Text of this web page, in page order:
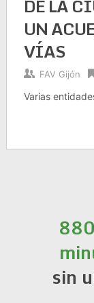
DE LA
UN
VÍAS
FAV Gijón
Varias
sin